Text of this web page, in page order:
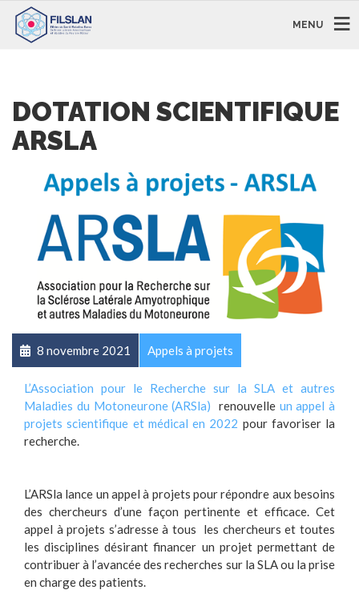
MENU
DOTATION SCIENTIFIQUE
ARSLA
8 novembre 2021 Appels à projets
L’Association pour le Recherche sur la SLA et autres
Maladies du Motoneurone (ARSla) renouvelle un appel à
projets scientifique et médical en 2022 pour favoriser la
recherche.
L’ARSla lance un appel à projets pour répondre aux besoins
des chercheurs d’une façon pertinente et efficace. Cet
appel à projets s’adresse à tous les chercheurs et toutes
les disciplines désirant financer un projet permettant de
contribuer à l’avancée des recherches sur la SLA ou la prise
en charge des patients.